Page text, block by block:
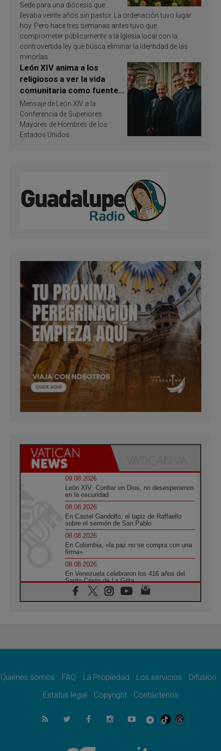
Sede para una diócesis que
llevaba veinte años sin pastor. La ordenación tuvo lugar
hoy. Pero hace tres semanas antes tuvo que
comprometer públicamente a la Iglesia local con la
controvertida ley que busca eliminar la identidad de las
minorías.
León XIV anima a los
religiosos a ver la vida
comunitaria como fuente
de inspiración y
santificación
Mensaje de León XIV a la
Conferencia de Superiores
Mayores de Hombres de los
Estados Unidos
09.08.2026
León XIV: Confiar en Dios, no desesperarnos
en la oscuridad
08.08.2026
En Castel Gandolfo, el tapiz de Raffaello
sobre el sermón de San Pablo
08.08.2026
En Colombia, «la paz no se compra con una
firma»
08.08.2026
En Venezuela celebraron los 416 años del
Santo Cristo de La Grita
08.08.2026
El Papa: en Santa Ágata contemplamos la
07.08.2026
07.08.2026
crisis olvidada
Bokalic: "En Argentina el Papa León señalará
el compromiso del cristiano"
La matanza de niños en Gaza no cesa: 300
Quiénes somos FAQ La Propiedad Los servicios
Difusión
Estatus legal
Copyright Contáctenos